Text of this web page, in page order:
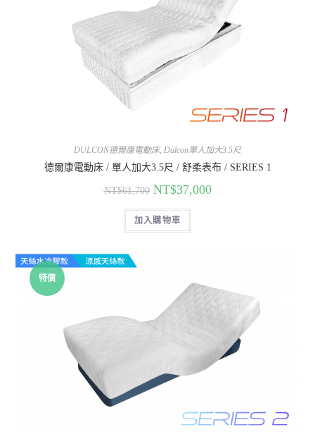
DULCON德爾康電動床, Dulcon單人加大3.5尺
德爾康電動床 / 單人加大3.5尺 / 舒柔表布 / SERIES 1
NT$61,700 NT$37,000
加入購物車
特價